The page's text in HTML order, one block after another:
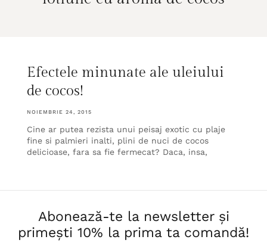
Efectele minunate ale uleiului
de cocos!
NOIEMBRIE 24, 2015
Cine ar putea rezista unui peisaj exotic cu plaje
fine si palmieri inalti, plini de nuci de cocos
delicioase, fara sa fie fermecat? Daca, insa,
Abonează-te la newsletter și
primești 10% la prima ta comandă!